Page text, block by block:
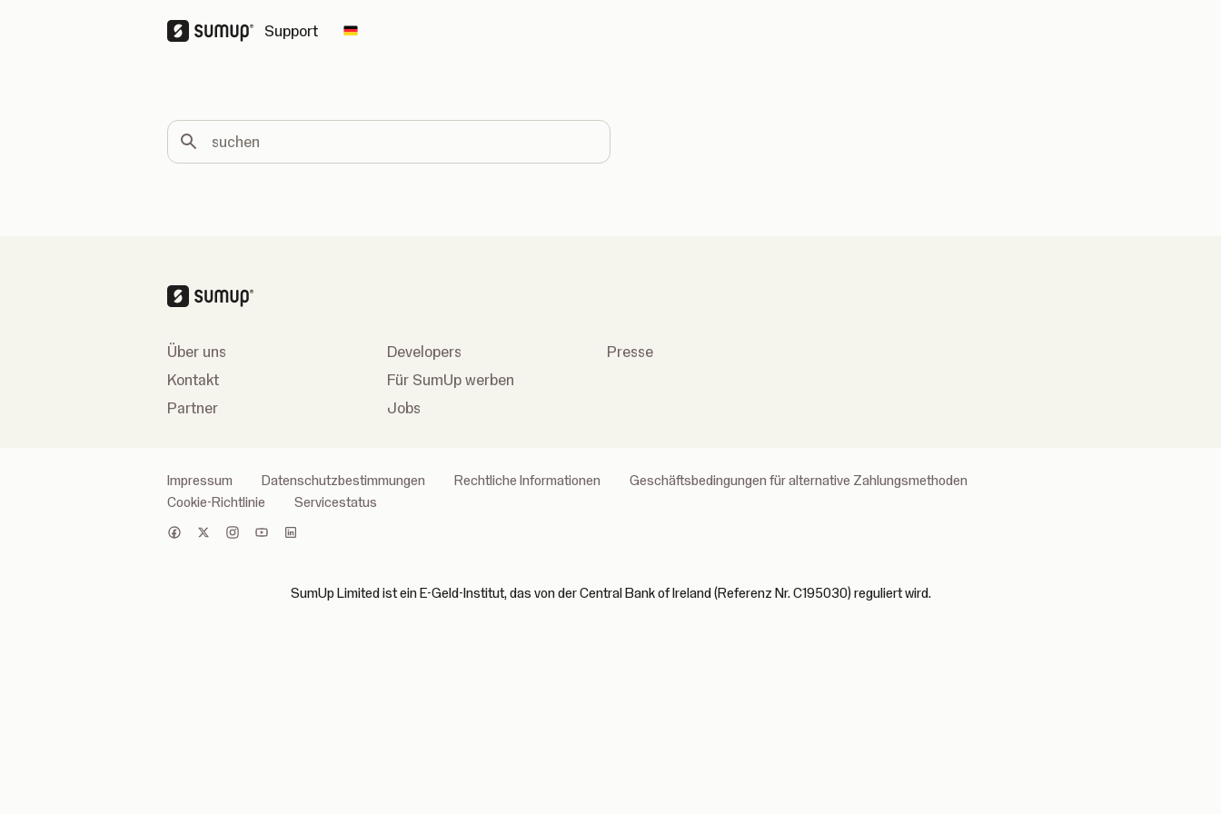
Support Change country
suchen
Über uns
Kontakt
Partner
Developers
Für SumUp werben
Jobs
Presse
Impressum Datenschutzbestimmungen Rechtliche Informationen
Geschäftsbedingungen für alternative Zahlungsmethoden
Cookie-Richtlinie
Servicestatus
SumUp Limited ist ein E-Geld-Institut, das von der Central Bank of Ireland (Referenz Nr. C195030) reguliert wird.